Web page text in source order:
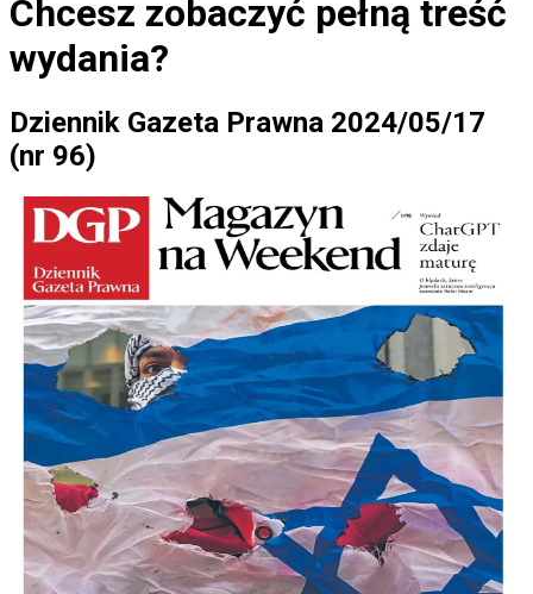
Chcesz zobaczyć pełną treść
wydania?
Dziennik Gazeta Prawna 2024/05/17
(nr 96)